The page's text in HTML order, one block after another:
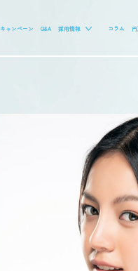
キャンペーン Q&A 採用情報 コラム